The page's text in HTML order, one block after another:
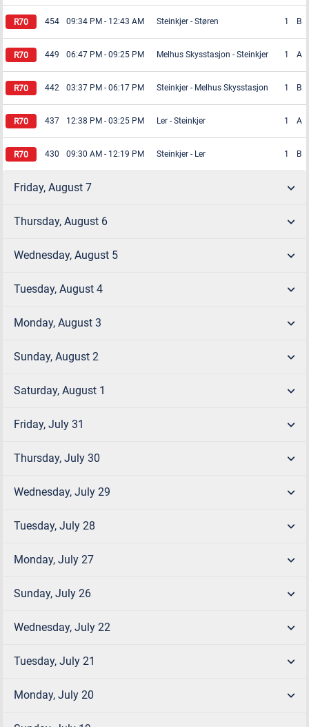
454 09:34 PM - 12:43 AM Steinkjer - Støren 1 B
449 06:47 PM - 09:25 PM Melhus Skysstasjon - Steinkjer 1 A
442 03:37 PM - 06:17 PM Steinkjer - Melhus Skysstasjon 1 B
437 12:38 PM - 03:25 PM Ler - Steinkjer 1 A
430 09:30 AM - 12:19 PM Steinkjer - Ler 1 B
Friday, August 7
Thursday, August 6
Wednesday, August 5
Tuesday, August 4
Monday, August 3
Sunday, August 2
Saturday, August 1
Friday, July 31
Thursday, July 30
Wednesday, July 29
Tuesday, July 28
Monday, July 27
Sunday, July 26
Wednesday, July 22
Tuesday, July 21
Monday, July 20